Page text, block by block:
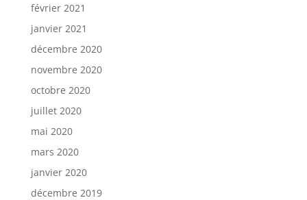
février 2021
janvier 2021
décembre 2020
novembre 2020
octobre 2020
juillet 2020
mai 2020
mars 2020
janvier 2020
décembre 2019